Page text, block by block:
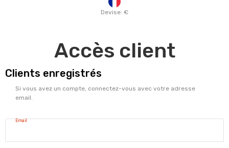
Devise: €
Accès client
Clients enregistrés
Si vous avez un compte, connectez-vous avec votre adresse
email.
Email